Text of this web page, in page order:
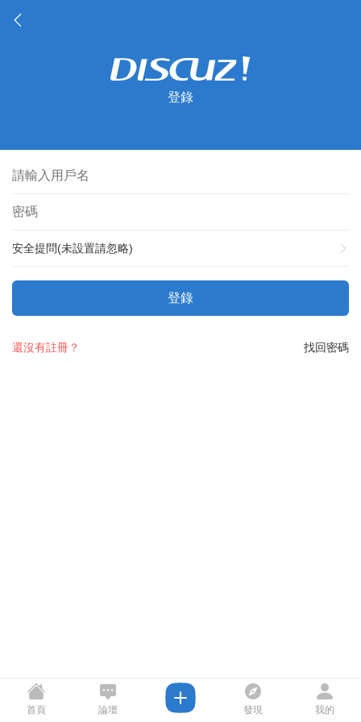
登錄
安全提問(未設置請忽略)
登錄
找回密碼
還沒有註冊？
首頁 論壇 發現 我的